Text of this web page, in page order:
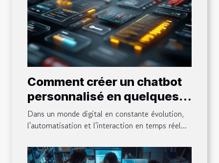
Comment créer un chatbot
personnalisé en quelques
minutes
Dans un monde digital en constante évolution,
l'automatisation et l'interaction en temps réel...